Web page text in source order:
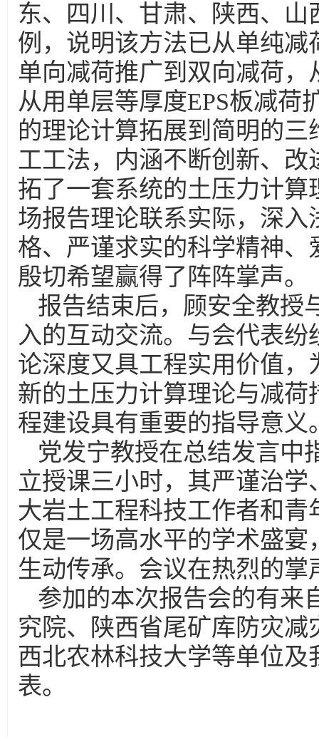
东、四川、甘肃、陕西、
例，说明该方法已从单纯
单向减荷推广到双向减荷
从用单层等厚度EPS板减荷
的理论计算拓展到简明的
工工法，内涵不断创新、
拓了一套系统的土压力计
场报告理论联系实际，深
格、严谨求实的科学精神
殷切希望赢得了阵阵掌声。
报告结束后，顾安全教授
入的互动交流。与会代表
论深度又具工程实用价值
新的土压力计算理论与减
程建设具有重要的指导意义
党发宁教授在总结发言中
立授课三小时，其严谨治
大岩土工程科技工作者和
仅是一场高水平的学术盛
生动传承。会议在热烈的掌
参加的本次报告会的有来
究院、陕西省尾矿库防灾
西北农林科技大学等单位
表。